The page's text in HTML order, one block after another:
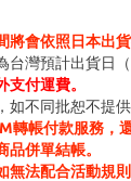
會依照日本出
灣預計出貨日
付運費。
不同批恕不提供
轉帳付款服務，
併單結帳。
法配合活動規則